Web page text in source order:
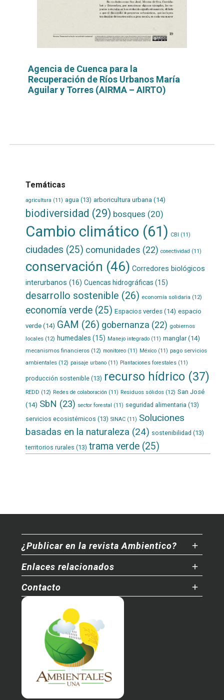
Agencia de Cuenca para la
Recuperación de Ríos Urbanos María
Aguilar y Torres (AIRMA – AIRTO)
Temáticas
agricultura (11) agua (13) arboricultura urbana (14)
biodiversidad (29) bosques (20)
Cambio climático (61) CBI (11)
ciudades (25) comunidades (22) conectividad (11)
conservación (46) Corredores biológicos
interurbanos (16) Cuencas hidrográficas (15)
desarrollo sostenible (26) economía solidaria (12)
economía verde(25) Espacios verdes(14) espacio
verde(14) GAM (26) gobernanza (22) gobiernos
locales(12) humedales (15) Manejo integrado(11) manglar(14)
mecanismos financieros(12) monitoreo(11) México(11) pago servicios
ambientales(12) paisaje urbano(11) Plantaciones forestales(11)
producción sostenible(13) recurso hídrico(37)
REDD (12) Redes de colaboración (11) Residuos sólidos(12) San José
(14) SbN (23) sector forestal (11) seguridad alimentaria (13)
servicios ecosistémicos (13) SINAC(11) Soluciones
basadas en la naturaleza (24) sostenibilidad (13)
territorios rurales (13) trama verde(25)
¿Publicar en la revista Ambientico?
Enlaces relacionados
Contacto